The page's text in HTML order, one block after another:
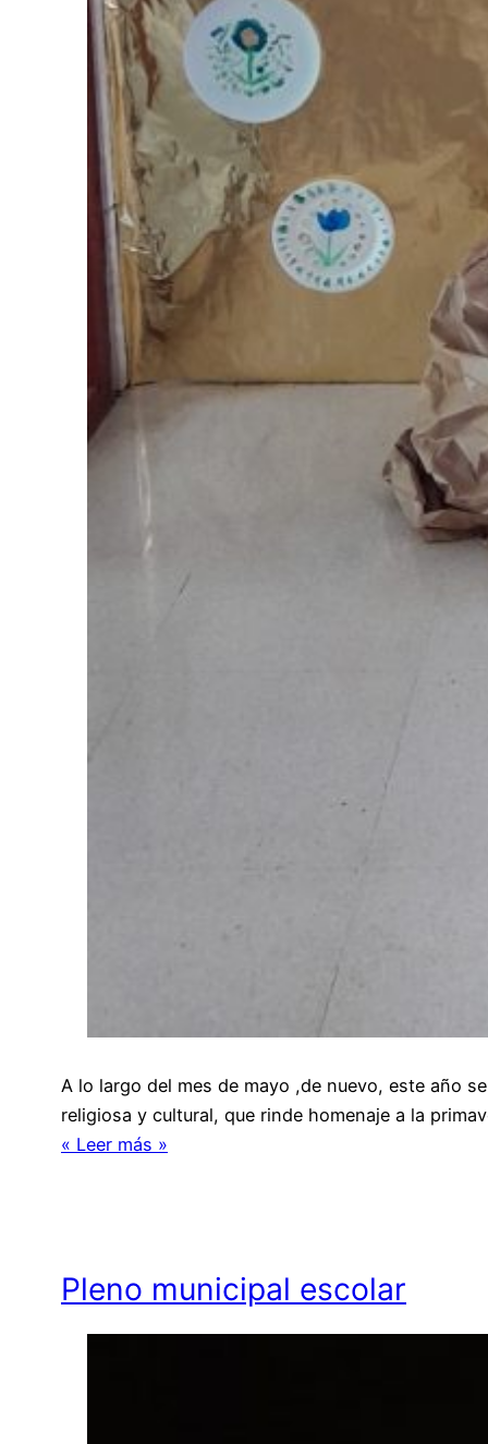
A lo largo del mes de mayo ,de nuevo, este año
religiosa y cultural, que rinde homenaje a la
« Leer más »
Pleno municipal escolar